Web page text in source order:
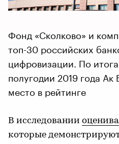
Фонд «Сколково» и
топ-30 российских
цифровизации. По
полугодии 2019 года Ак
место в рейтинге
В исследовании
которые